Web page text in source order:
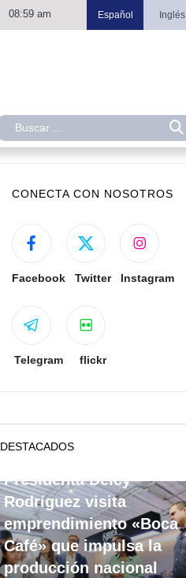
08:59 am Español Inglés
CONECTA CON NOSOTROS
Facebook Twitter Instagram
Telegram flickr
DESTACADOS
Presidenta Delcy
Rodríguez visita
emprendimiento «Boca
Café» que impulsa la
producción nacional